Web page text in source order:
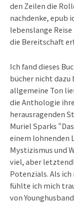
den Zeilen die
nachdenke, epub
lebenslange
die Bereitschaft
Ich fand dieses
bücher nicht dazu
allgemeine Ton
die Anthologie
herausragenden
Muriel Sparks
einem lohnenden
Mystizismus und
viel, aber
Potenzials. Als
fühlte ich mich
von